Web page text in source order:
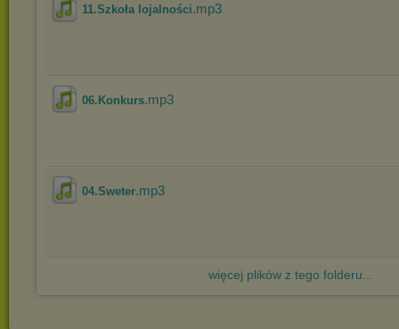
11.Szkoła lojalności.mp3
06.Konkurs.mp3
04.Sweter.mp3
więcej plików z tego folderu...